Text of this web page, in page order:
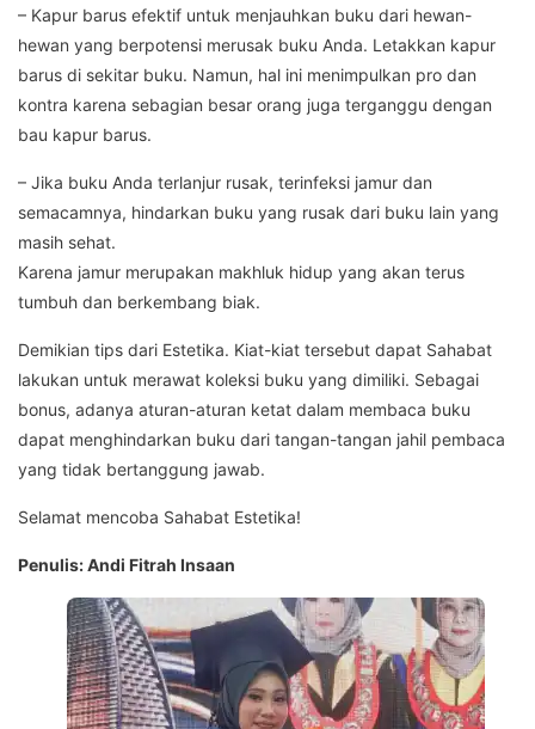
– Kapur barus efektif untuk menjauhkan buku dari hewan-
hewan yang berpotensi merusak buku Anda. Letakkan kapur
barus di sekitar buku. Namun, hal ini menimpulkan pro dan
kontra karena sebagian besar orang juga terganggu dengan
bau kapur barus.
– Jika buku Anda terlanjur rusak, terinfeksi jamur dan
semacamnya, hindarkan buku yang rusak dari buku lain yang
masih sehat.
Karena jamur merupakan makhluk hidup yang akan terus
tumbuh dan berkembang biak.
Demikian tips dari Estetika. Kiat-kiat tersebut dapat Sahabat
lakukan untuk merawat koleksi buku yang dimiliki. Sebagai
bonus, adanya aturan-aturan ketat dalam membaca buku
dapat menghindarkan buku dari tangan-tangan jahil pembaca
yang tidak bertanggung jawab.
Selamat mencoba Sahabat Estetika!
Penulis: Andi Fitrah Insaan